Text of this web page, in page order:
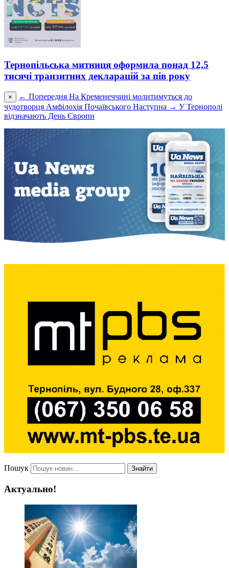
Тернопільська митниця оформила понад 12,5
тисячі транзитних декларацій за пів року
× ← Попередня На Кременеччині молитимуться до
чудотворця Амфілохія Почаївського Наступна → У Тернополі
відзначають День Європи
Пошук Знайти
Актуально!